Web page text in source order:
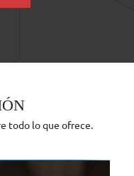
todo lo que ofrece.